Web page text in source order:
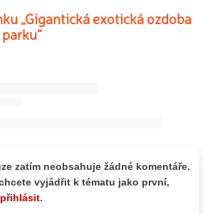
„Gigantická exotická ozdoba